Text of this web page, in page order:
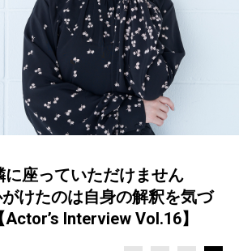
に座っていただけません
けたのは自身の解釈を気づ
Interview Vol.16】